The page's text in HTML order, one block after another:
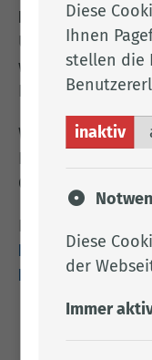
Portal der
Um global
wurden von den
Wo steht der
Goals) ?
Hier gibt es die
Portal der
Kommunen/
Diese
Ihnen
stellen die
inaktiv
Diese
der
Immer